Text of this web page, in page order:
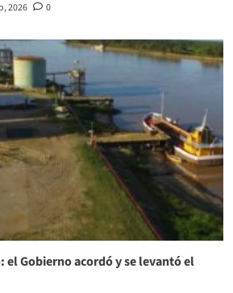
2026 0
Gobierno acordó y se levantó el